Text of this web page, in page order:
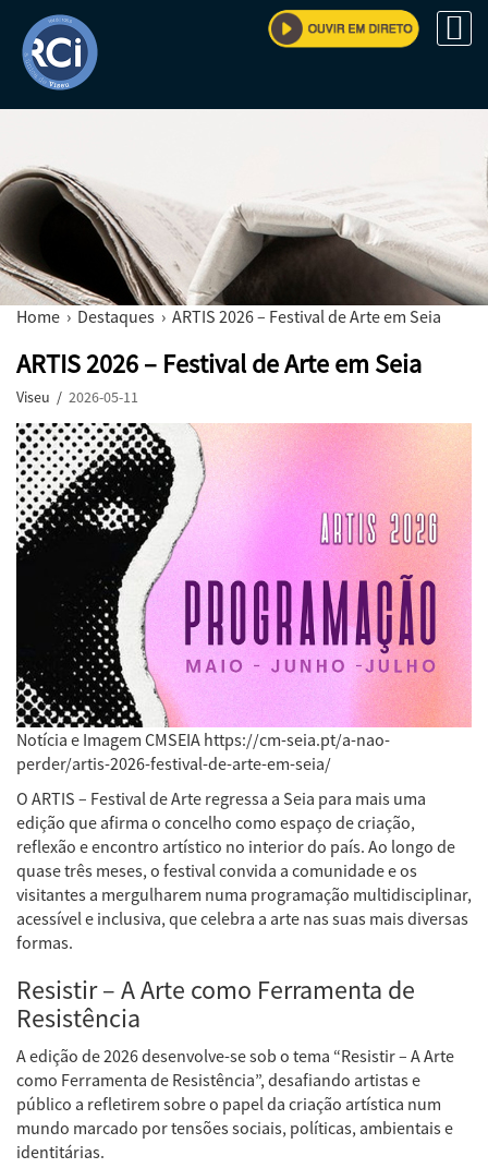
Home › Destaques › ARTIS 2026 – Festival de Arte em Seia
ARTIS 2026 – Festival de Arte em Seia
Viseu / 2026-05-11
Notícia e Imagem CMSEIA https://cm-seia.pt/a-nao-
perder/artis-2026-festival-de-arte-em-seia/
O ARTIS – Festival de Arte regressa a Seia para mais uma
edição que afirma o concelho como espaço de criação,
reflexão e encontro artístico no interior do país. Ao longo de
quase três meses, o festival convida a comunidade e os
visitantes a mergulharem numa programação multidisciplinar,
acessível e inclusiva, que celebra a arte nas suas mais diversas
formas.
Resistir – A Arte como Ferramenta de
Resistência
A edição de 2026 desenvolve-se sob o tema “Resistir – A Arte
como Ferramenta de Resistência”, desafiando artistas e
público a refletirem sobre o papel da criação artística num
mundo marcado por tensões sociais, políticas, ambientais e
identitárias.